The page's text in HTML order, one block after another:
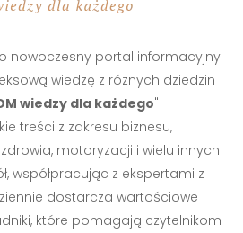
nowoczesny portal informacyjny
wiedzę z różnych dziedzin
wiedzy dla każdego"
treści z zakresu biznesu,
motoryzacji i wielu innych
współpracując z ekspertami z
dostarcza wartościowe
które pomagają czytelnikom